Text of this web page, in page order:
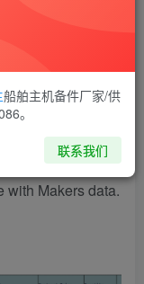
circulating
with Makers data.
船舶主机备件厂家/供
。
联系我们